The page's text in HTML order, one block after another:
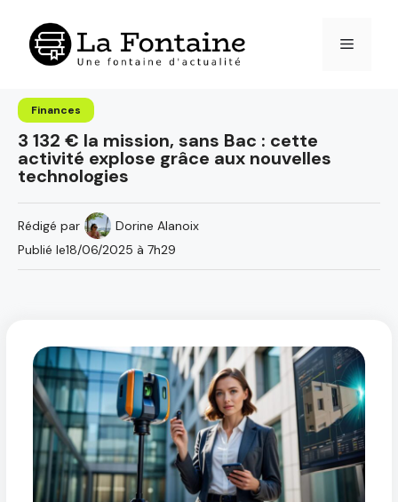
contenu
Menu
Finances
3 132 € la mission, sans Bac : cette
activité explose grâce aux nouvelles
technologies
Rédigé par
Dorine Alanoix
Publié le18/06/2025 à 7h29